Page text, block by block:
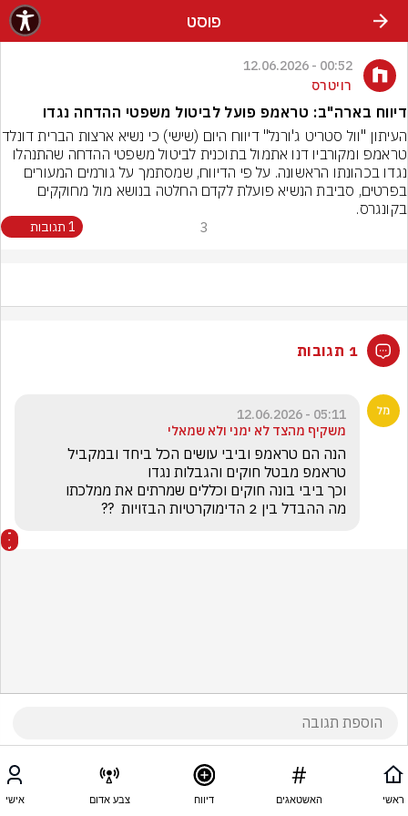
פוסט
00:52 - 12.06.2026
רויטרס
דיווח בארה"ב: טראמפ פועל לביטול משפטי ההדחה נגדו
העיתון "וול סטריט ג'ורנל"
בקונגרס.
3 1 תגובות
1 תגובות
05:11 - 12.06.2026
משקיף מהצד לא ימני ולא שמאלי
מה ההבדל בין 2 הדימוקרטיות הבזויות  ??
ראשי האשטאגים דיווח צבע אדום אישי